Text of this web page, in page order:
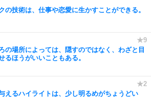
の技術は、仕事や恋愛に生かすことができる。
の場所によっては、隠すのではなく、わざと目
るほうがいいこともある。
えるハイライトは、少し明るめがちょうどい